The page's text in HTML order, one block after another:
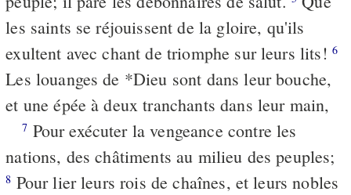
les saints se réjouissent de la gloire, qu'ils
exultent avec chant de triomphe sur leurs lits! 6
Les louanges de *Dieu sont dans leur bouche,
et une épée à deux tranchants dans leur main,
7 Pour exécuter la vengeance contre les
nations, des châtiments au milieu des peuples;
8 Pour lier leurs rois de chaînes, et leurs nobles